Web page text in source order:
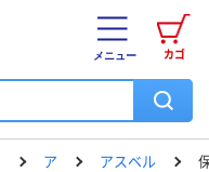
カゴ
メニュー
ア アスベル